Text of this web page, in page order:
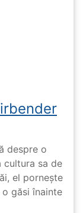
despre o
cultura sa de
el pornește
găsi înainte